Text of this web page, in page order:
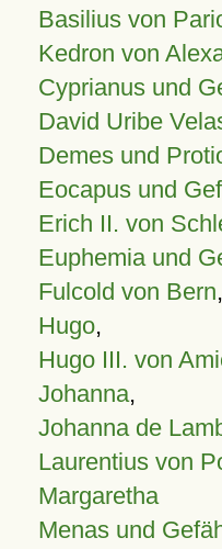
Basilius von
Kedron von
Cyprianus und
David Uribe
Demes und
Eocapus und
Erich II. von
Euphemia und
Fulcold von Bern,
Hugo,
Hugo III. von
Johanna,
Johanna de
Laurentius von
Margaretha
Menas und